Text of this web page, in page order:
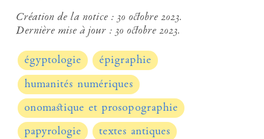
Création de la notice : 30 octobre 2023.
Dernière mise à jour : 30 octobre 2023.
égyptologie
épigraphie
humanités numériques
onomastique et prosopographie
papyrologie
textes antiques